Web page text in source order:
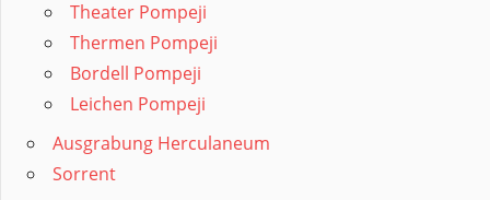
Theater Pompeji
Thermen Pompeji
Bordell Pompeji
Leichen Pompeji
Ausgrabung Herculaneum
Sorrent